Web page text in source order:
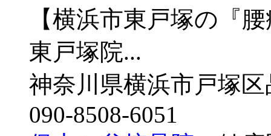
【横浜市東戸塚の『
東戸塚院...
神奈川県横浜市戸塚
090-8508-6051